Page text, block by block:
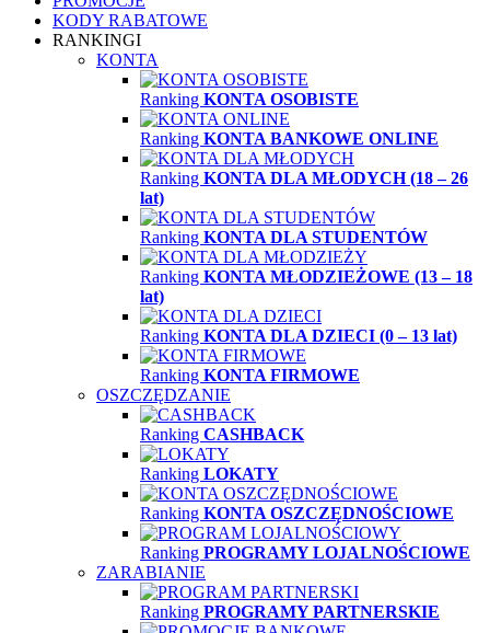
KODY RABATOWE
RANKINGI
KONTA
Ranking KONTA OSOBISTE
Ranking KONTA BANKOWE ONLINE
Ranking KONTA DLA MŁODYCH (18 – 26
lat)
Ranking KONTA DLA STUDENTÓW
Ranking KONTA MŁODZIEŻOWE (13 – 18
lat)
Ranking KONTA DLA DZIECI (0 – 13 lat)
Ranking KONTA FIRMOWE
OSZCZĘDZANIE
Ranking CASHBACK
Ranking LOKATY
Ranking KONTA OSZCZĘDNOŚCIOWE
Ranking PROGRAMY LOJALNOŚCIOWE
ZARABIANIE
Ranking PROGRAMY PARTNERSKIE